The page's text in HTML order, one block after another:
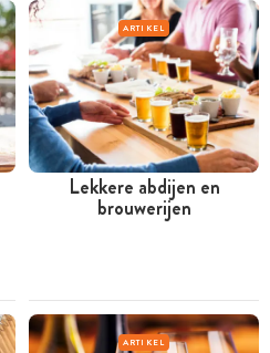
ARTIKEL
Lekkere abdijen en
brouwerijen
ARTIKEL